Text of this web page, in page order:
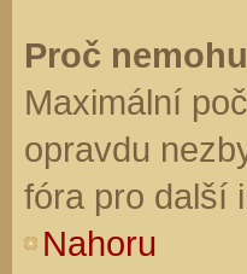
Proč
Maximální
opravdu
fóra pro další
Nahoru